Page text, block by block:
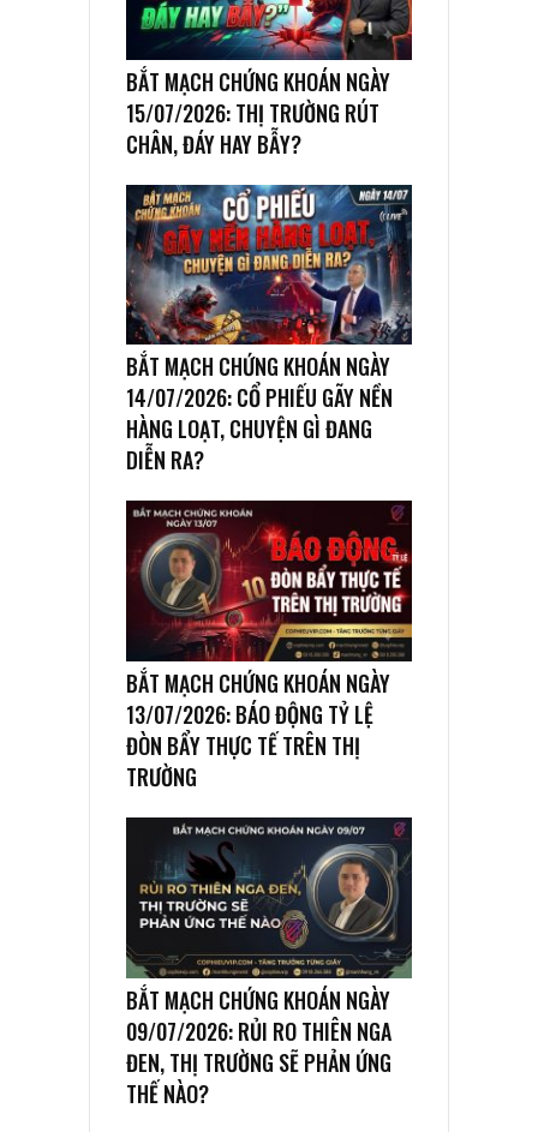
BẮT MẠCH CHỨNG KHOÁN NGÀY
15/07/2026: THỊ TRƯỜNG RÚT
CHÂN, ĐÁY HAY BẪY?
BẮT MẠCH CHỨNG KHOÁN NGÀY
14/07/2026: CỔ PHIẾU GÃY NỀN
HÀNG LOẠT, CHUYỆN GÌ ĐANG
DIỄN RA?
BẮT MẠCH CHỨNG KHOÁN NGÀY
13/07/2026: BÁO ĐỘNG TỶ LỆ
ĐÒN BẨY THỰC TẾ TRÊN THỊ
TRƯỜNG
BẮT MẠCH CHỨNG KHOÁN NGÀY
09/07/2026: RỦI RO THIÊN NGA
ĐEN, THỊ TRƯỜNG SẼ PHẢN ỨNG
THẾ NÀO?